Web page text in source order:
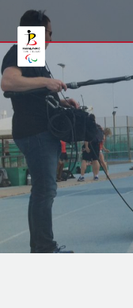
Skip to main content